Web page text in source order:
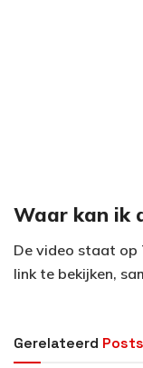
Waar kan ik
De video staat op
link te bekijken,
Gerelateerd Posts